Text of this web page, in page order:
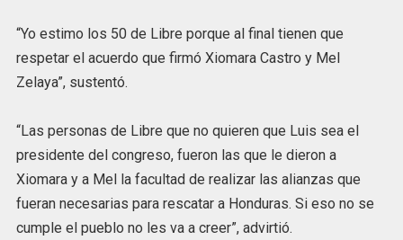
“Yo estimo los 50 de Libre porque al final tienen que
respetar el acuerdo que firmó Xiomara Castro y Mel
Zelaya”, sustentó.
“Las personas de Libre que no quieren que Luis sea el
presidente del congreso, fueron las que le dieron a
Xiomara y a Mel la facultad de realizar las alianzas que
fueran necesarias para rescatar a Honduras. Si eso no se
cumple el pueblo no les va a creer”, advirtió.